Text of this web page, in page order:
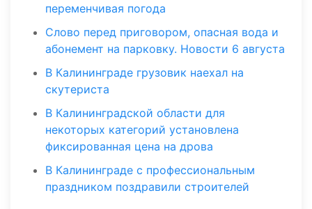
переменчивая погода
Слово перед приговором, опасная вода и
абонемент на парковку. Новости 6 августа
В Калининграде грузовик наехал на
скутериста
В Калининградской области для
некоторых категорий установлена
фиксированная цена на дрова
В Калининграде с профессиональным
праздником поздравили строителей